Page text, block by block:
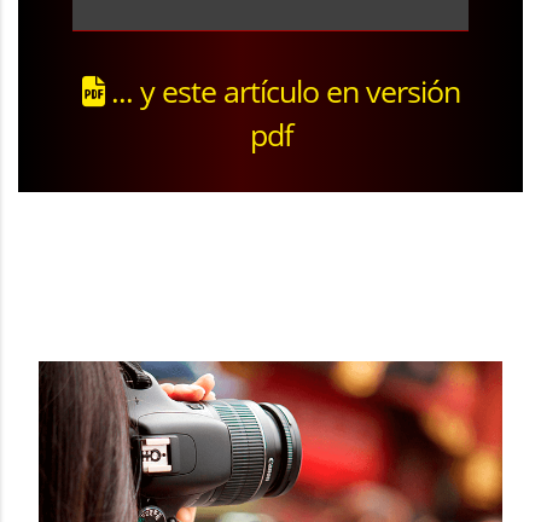
... y este artículo en versión
pdf